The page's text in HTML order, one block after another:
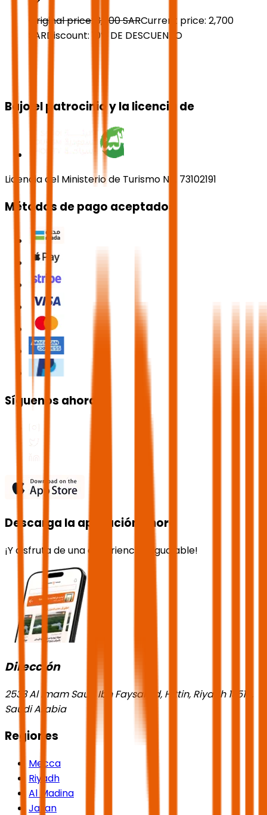
Original price: 3,000SARCurrent price: 2,700
SARDiscount: 10% DE DESCUENTO
Bajo el patrocinio y la licencia de
Licencia del Ministerio de Turismo No. 73102191
Métodos de pago aceptados
Síguenos ahora
Descarga la aplicación ahora
¡Y disfruta de una experiencia inigualable!
Dirección
2533 Al Imam Saud Ibn Faysal Rd, Hittin, Riyadh 13518,
Saudi Arabia
Regiones
Mecca
Riyadh
Al Madina
Jazan